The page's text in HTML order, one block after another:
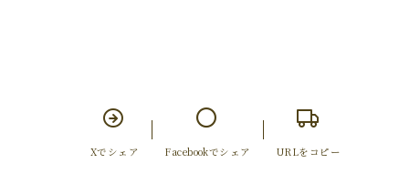
Xでシェア Facebookでシェア URLをコピー